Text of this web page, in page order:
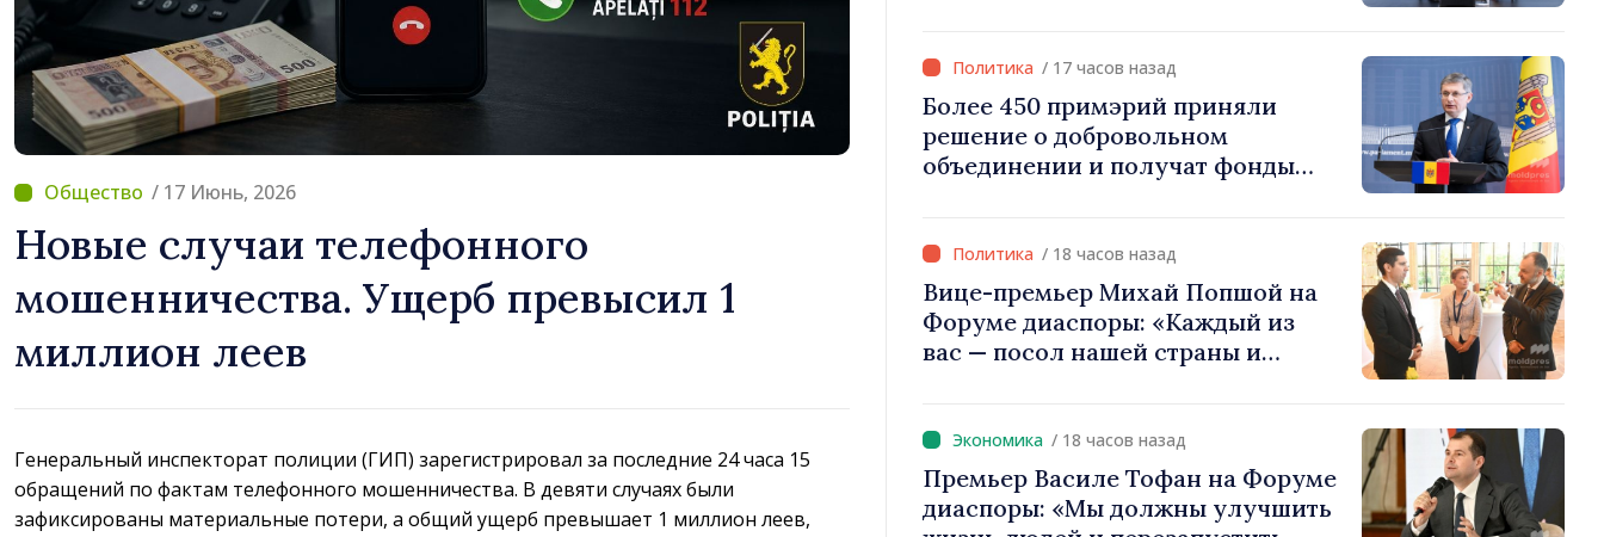
/ 17 Июнь, 2026
Новые случаи телефонного
мошенничества. Ущерб превысил 1
миллион леев
Генеральный инспекторат полиции (ГИП) зарегистрировал за последние 24 часа 15
обращений по фактам телефонного мошенничества. В девяти случаях были
зафиксированы материальные потери, а общий ущерб превышает 1 миллион леев,
правильном направлении»
/ 17 часов назад
Более 450 примэрий приняли
решение о добровольном
объединении и получат фонды
дать населённым пунктам шанс
развиваться»
/ 18 часов назад
Вице-премьер Михай Попшой на
Форуме диаспоры: «Каждый из
вас — посол нашей страны и
/ 18 часов назад
Премьер Василе Тофан на Форуме
диаспоры: «Мы должны улучшить